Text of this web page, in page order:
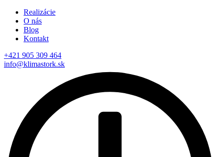
Realizácie
O nás
Blog
Kontakt
+421 905 309 464
info@klimastork.sk